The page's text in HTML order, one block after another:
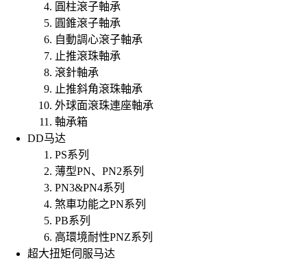
圓柱滾子軸承
圓錐滾子軸承
自動調心滾子軸承
止推滾珠軸承
滾針軸承
止推斜角滾珠軸承
外球面滾珠連座軸承
軸承箱
DD马达
PS系列
薄型PN、PN2系列
PN3&PN4系列
煞車功能之PN系列
PB系列
高環境耐性PNZ系列
超大扭矩伺服马达